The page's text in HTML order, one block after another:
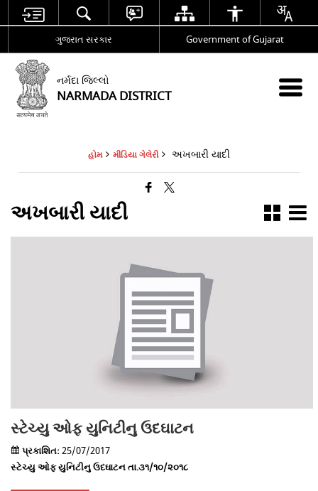
ગુજરાત સરકાર Government of Gujarat
નર્મદા જિલ્લો
NARMADA DISTRICT
હોમ મીડિયા ગેલેરી અખબારી યાદી
અખબારી યાદી
સ્ટેચ્યુ ઓફ યુનિટીનુ ઉદઘાટન
પ્રકાશિત:25/07/2017
સ્ટેચ્યુ ઓફ યુનિટીનુ ઉદઘાટન તા.૩૧/૧૦/૨૦૧૮